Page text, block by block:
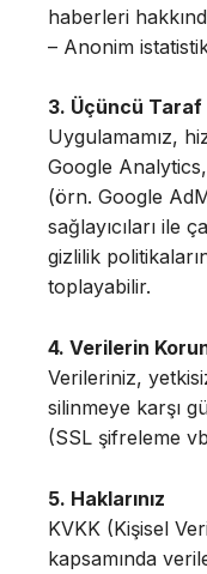
haberleri
– Anonim
3. Üçüncü
Uygulamamız,
Google
(örn. Google
sağlayıcıları ile
gizlilik
toplayabilir.
4. Verilerin
Verileriniz,
silinmeye karşı
(SSL şifreleme
5. Haklarınız
KVKK (Kişisel
kapsamında